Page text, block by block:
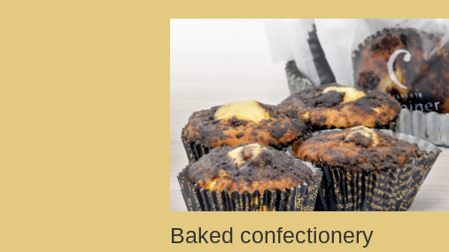
Baked confectionery